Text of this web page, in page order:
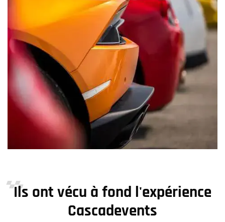
Ils ont vécu à fond l'expérience
Cascadevents